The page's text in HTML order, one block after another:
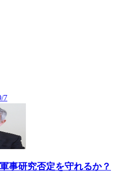
7
事研究否定を守れるか？